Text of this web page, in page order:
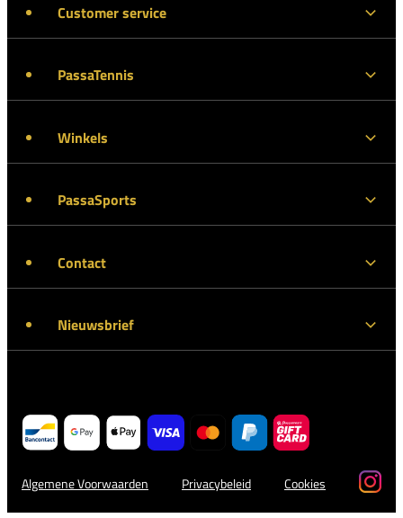
Customer service
PassaTennis
Winkels
PassaSports
Contact
Nieuwsbrief
Algemene Voorwaarden Privacybeleid Cookies